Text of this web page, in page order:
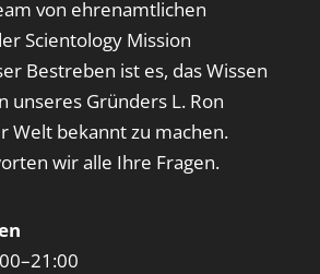
von ehrenamtlichen
Scientology Mission
Bestreben ist es, das Wissen
unseres Gründers L. Ron
Welt bekannt zu machen.
wir alle Ihre Fragen.